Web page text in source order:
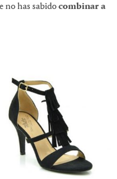
no has sabidocombinar a